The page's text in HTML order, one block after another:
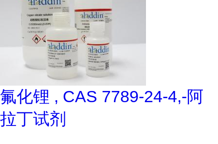
氟化锂 , CAS 7789-24-4,-阿
拉丁试剂